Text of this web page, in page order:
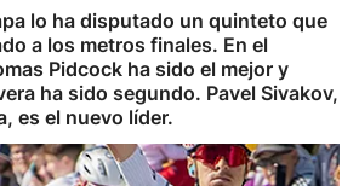
lo ha disputado un quinteto que
a los metros finales. En el
Pidcock ha sido el mejor y
ha sido segundo. Pavel Sivakov,
es el nuevo líder.